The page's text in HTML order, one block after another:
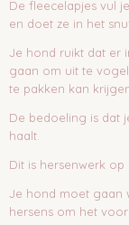
De fleecelapjes vul
en doet ze in het
Je hond ruikt dat er
gaan om uit te
te pakken kan
De bedoeling is dat
haalt.
Dit is hersenwerk
Je hond moet gaan
hersens om het